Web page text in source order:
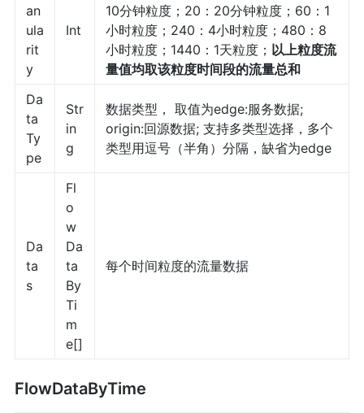
an
ula
rit
y
Int
10分钟粒度；20：20分钟粒度；60：1
小时粒度；240：4小时粒度；480：8
小时粒度；1440：1天粒度； 以上粒度流
量值均取该粒度时间段的流量总和
Da
ta
Ty
pe
Str
in
g
数据类型， 取值为edge:服务数据;
origin:回源数据; 支持多类型选择，多个
类型用逗号（半角）分隔，缺省为edge
Da
ta
s
Fl
o
w
Da
ta
By
Ti
m
e[]
每个时间粒度的流量数据
FlowDataByTime